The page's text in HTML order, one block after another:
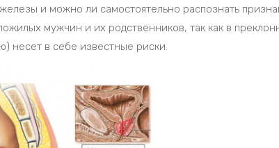
и можно ли самостоятельно распознать
мужчин и их родственников, так как в
несет в себе известные риски.